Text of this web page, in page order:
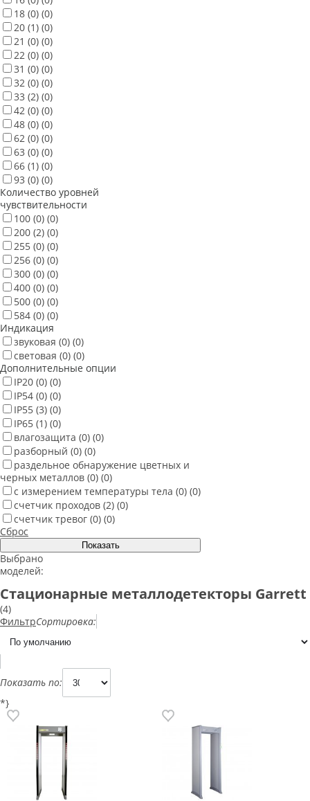
18 (0) (0)
20 (1) (0)
21 (0) (0)
22 (0) (0)
31 (0) (0)
32 (0) (0)
33 (2) (0)
42 (0) (0)
48 (0) (0)
62 (0) (0)
63 (0) (0)
66 (1) (0)
93 (0) (0)
Количество уровней
чувствительности
100 (0) (0)
200 (2) (0)
255 (0) (0)
256 (0) (0)
300 (0) (0)
400 (0) (0)
500 (0) (0)
584 (0) (0)
Индикация
звуковая (0) (0)
световая (0) (0)
Дополнительные опции
IP20 (0) (0)
IP54 (0) (0)
IP55 (3) (0)
IP65 (1) (0)
влагозащита (0) (0)
разборный (0) (0)
раздельное обнаружение цветных и
черных металлов (0) (0)
с измерением температуры тела (0) (0)
счетчик проходов (2) (0)
счетчик тревог (0) (0)
Сброс
Выбрано
моделей:
Стационарные металлодетекторы Garrett
(4)
ФильтрСортировка:
Показать по:
*}